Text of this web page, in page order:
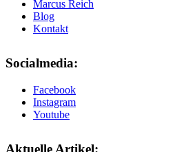
Marcus Reich
Blog
Kontakt
Socialmedia:
Facebook
Instagram
Youtube
Aktuelle Artikel: